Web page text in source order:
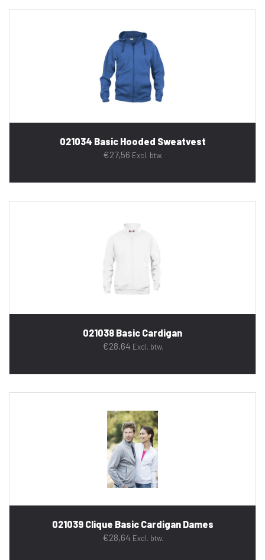
021034 Basic Hooded Sweatvest
€27,56 Excl. btw.
021038 Basic Cardigan
€28,64 Excl. btw.
021039 Clique Basic Cardigan Dames
€28,64 Excl. btw.